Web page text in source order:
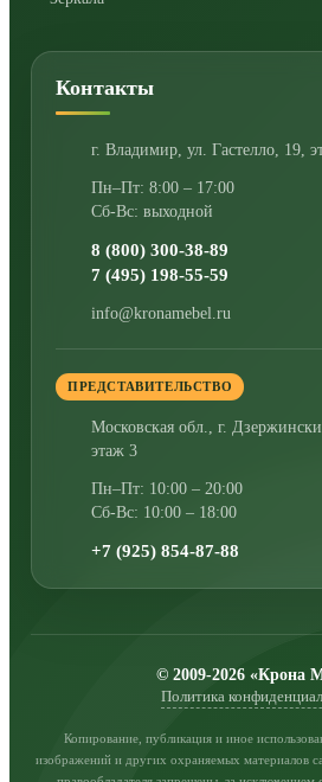
Контакты
г. Владимир, ул. Гастелло, 19,
Пн–Пт: 8:00 – 17:00
Сб-Вс: выходной
8 (800) 300-38-89
7 (495) 198-55-59
info@kronamebel.ru
ПРЕДСТАВИТЕЛЬСТВО
Московская обл., г.
этаж 3
Пн–Пт: 10:00 – 20:00
Сб-Вс: 10:00 – 18:00
+7 (925) 854-87-88
© 2009-2026 «Крона
Политика
Копирование, публикация и иное
изображений и других охраняемых материалов